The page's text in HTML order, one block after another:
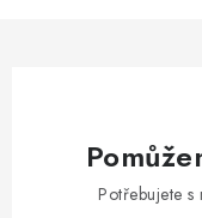
Potřebujete s